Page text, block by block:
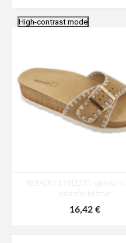
High-contrast mode
BEFADO 158D275 dámské
pantofle béžové
16,42 €